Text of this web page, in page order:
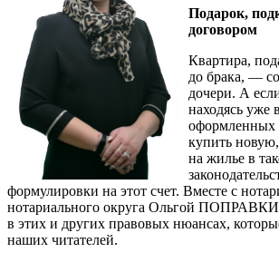
Подарок,
договором
Квартира,
до брака, —
дочери. А
находясь уже
оформленных
купить
на жилье в
формулировки на этот счет. Вместе с
нотариального округа Ольгой
в этих и других правовых нюансах,
наших читателей.